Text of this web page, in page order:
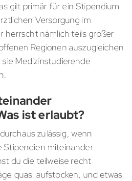
gilt primär für ein Stipendium
Versorgung im
herrscht nämlich teils großer
Regionen auszugleichen
Medizinstudierende
ist erlaubt?
zulässig, wenn
Stipendien miteinander
du die teilweise recht
quasi aufstocken, und etwas